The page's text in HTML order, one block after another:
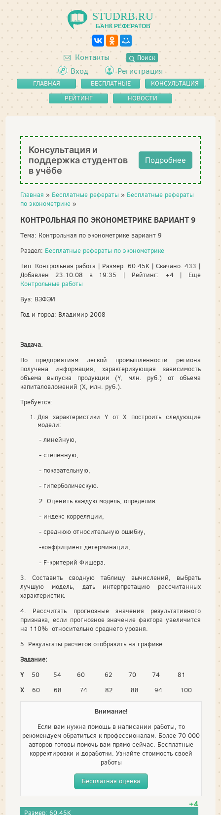
STUDRB.RU
БАНК РЕФЕРАТОВ
Контакты Поиск
Вход Регистрация
ГЛАВНАЯ
БЕСПЛАТНЫЕ
РЕФЕРАТЫ
КОНСУЛЬТАЦИЯ
РЕЙТИНГ
НОВОСТИ
Консультация и
поддержка студентов
в учёбе
Подробнее
Главная » Бесплатные рефераты » Бесплатные рефераты
по эконометрике »
КОНТРОЛЬНАЯ ПО ЭКОНОМЕТРИКЕ ВАРИАНТ 9
Тема: Контрольная по эконометрике вариант 9
Раздел: Бесплатные рефераты по эконометрике
Тип: Контрольная работа | Размер: 60.45K | Скачано: 433 |
Добавлен 23.10.08 в 19:35 | Рейтинг: +4 | Еще
Контрольные работы
Вуз: ВЗФЭИ
Год и город: Владимир 2008
Задача.
По предприятиям легкой промышленности региона
получена информация, характеризующая зависимость
объема выпуска продукции (Y, млн. руб.) от объема
капиталовложений (Х, млн. руб.).
Требуется:
Для характеристики Y от Х построить следующие
модели:
- линейную,
- степенную,
- показательную,
- гиперболическую.
2. Оценить каждую модель, определив:
- индекс корреляции,
- среднюю относительную ошибку,
-коэффициент детерминации,
- F-критерий Фишера.
3. Составить сводную таблицу вычислений, выбрать
лучшую модель, дать интерпретацию рассчитанных
характеристик.
4. Рассчитать прогнозные значения результативного
признака, если прогнозное значение фактора увеличится
на 110% относительно среднего уровня.
5. Результаты расчетов отобразить на графике.
Задание:
Y 50 54 60 62 70 74 81
Х 60 68 74 82 88 94 100
Внимание!
Если вам нужна помощь в написании работы, то
рекомендуем обратиться к профессионалам. Более 70 000
авторов готовы помочь вам прямо сейчас. Бесплатные
корректировки и доработки. Узнайте стоимость своей
работы
Бесплатная оценка
+4
Размер: 60.45K